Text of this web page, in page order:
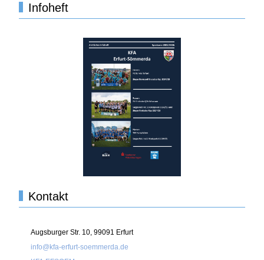
Infoheft
Kontakt
Augsburger Str. 10, 99091 Erfurt
info@kfa-erfurt-soemmerda.de